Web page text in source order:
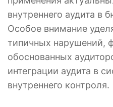
внутреннего аудита в
Особое внимание
типичных нарушений,
обоснованных
интеграции аудита в
внутреннего контроля.